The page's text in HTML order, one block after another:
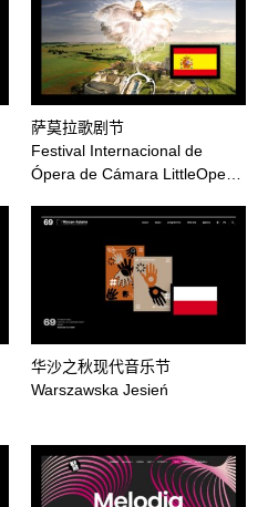
萨莫拉歌剧节
Festival Internacional de
Ópera de Cámara LittleOpe…
华沙之秋现代音乐节
Warszawska Jesień